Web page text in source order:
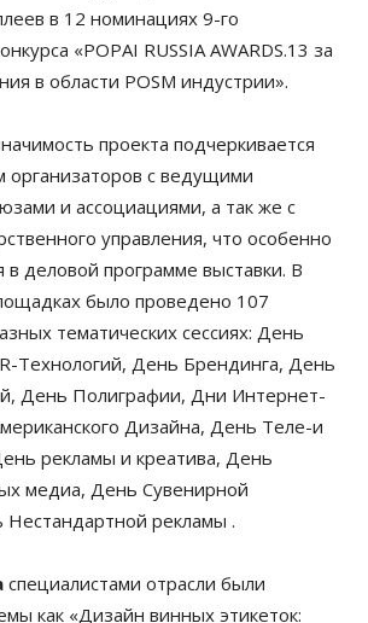
в 12 номинациях 9-го
«POPAI RUSSIA AWARDS.13 за
в области POSM индустрии».
проекта подчеркивается
организаторов с ведущими
и ассоциациями, а так же с
управления, что особенно
в деловой программе выставки. В
было проведено 107
тематических сессиях: День
Технологий, День Брендинга, День
День Полиграфии, Дни Интернет-
Дизайна, День Теле-и
рекламы и креатива, День
медиа, День Сувенирной
рекламы .
специалистами отрасли были
как «Дизайн винных этикеток: